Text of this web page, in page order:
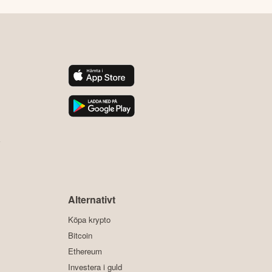
Alternativt
Köpa krypto
Bitcoin
Ethereum
Investera i guld